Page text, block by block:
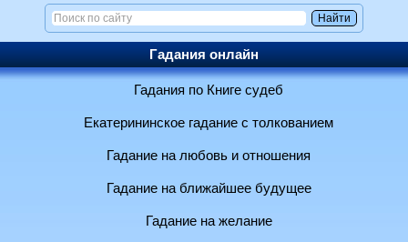
Гадания онлайн
Гадания по Книге судеб
Екатерининское гадание с толкованием
Гадание на любовь и отношения
Гадание на ближайшее будущее
Гадание на желание